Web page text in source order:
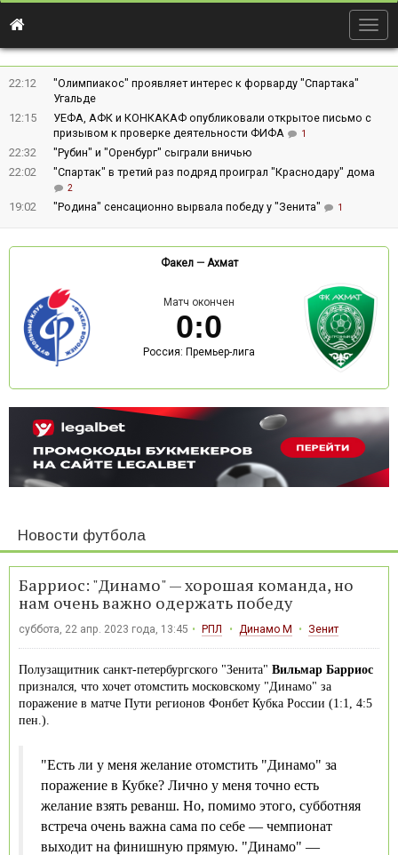
22:12
"Олимпиакос" проявляет интерес к форварду "Спартака"
Угальде
12:15
УЕФА, АФК и КОНКАКАФ опубликовали открытое письмо с
призывом к проверке деятельности ФИФА
1
22:32
"Рубин" и "Оренбург" сыграли вничью
22:02
"Спартак" в третий раз подряд проиграл "Краснодару" дома
2
19:02 "Родина" сенсационно вырвала победу у "Зенита" 1
Факел— Ахмат
Матч окончен
0:0
Россия: Премьер-лига
Новости футбола
Барриос: "Динамо" — хорошая команда, но
нам очень важно одержать победу
суббота, 22 апр. 2023 года, 13:45 РПЛ Динамо М Зенит
Полузащитник санкт-петербургского "Зенита" Вильмар Барриос
признался, что хочет отомстить московскому "Динамо" за
поражение в матче Пути регионов Фонбет Кубка России (1:1, 4:5
пен.).
"Есть ли у меня желание отомстить "Динамо" за
поражение в Кубке? Лично у меня точно есть
желание взять реванш. Но, помимо этого, субботняя
встреча очень важна сама по себе — чемпионат
выходит на финишную прямую. "Динамо" —